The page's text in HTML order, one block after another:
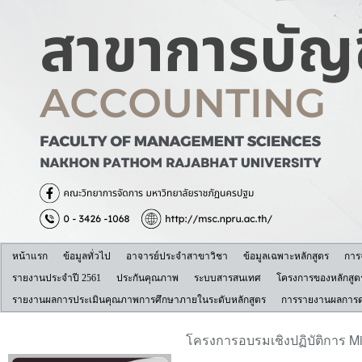
หน้าแรก ข้อมูลทั่วไป อาจารย์ประจำสาขาวิชา ข้อมูลเฉพาะหลักสูตร
กา
รายงานประจำปี 2561
ประกันคุณภาพ ระบบสารสนเทศ
โครงการของหลักสูต
รายงานผลการประเมินคุณภาพการศึกษาภายในระดับหลักสูตร
การรายงานผลกา
โครงการอบรมเชิงปฏิบัติการ